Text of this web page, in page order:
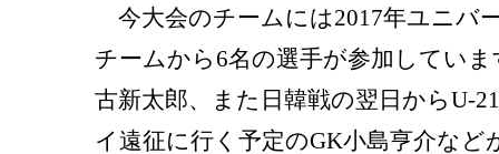
今大会のチームには2017年ユニバ
チームから6名の選手が参加してい
古新太郎、また日韓戦の翌日からU-
イ遠征に行く予定のGK小島亨介など